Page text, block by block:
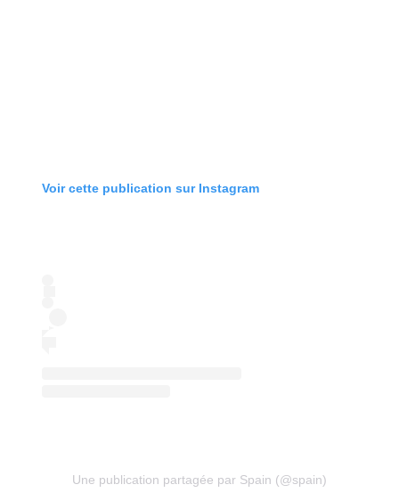
Voir cette publication sur Instagram
Une publication partagée par Spain (@spain)